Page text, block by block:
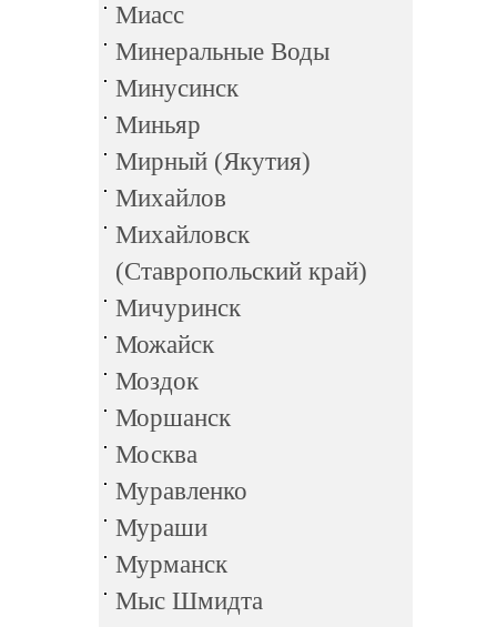
Миасс
Минеральные Воды
Минусинск
Миньяр
Мирный (Якутия)
Михайлов
Михайловск
(Ставропольский край)
Мичуринск
Можайск
Моздок
Моршанск
Москва
Муравленко
Мураши
Мурманск
Мыс Шмидта